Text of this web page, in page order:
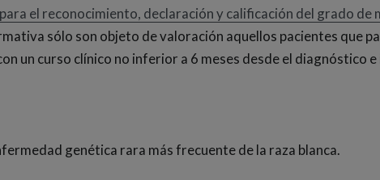
el reconocimiento, declaración y calificación del grado de
sólo son objeto de valoración aquellos pacientes que
un curso clínico no inferior a 6 meses desde el diagnóstico
genética rara más frecuente de la raza blanca.